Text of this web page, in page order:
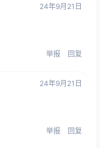
24年9月21日
举报 回复
24年9月21日
举报 回复